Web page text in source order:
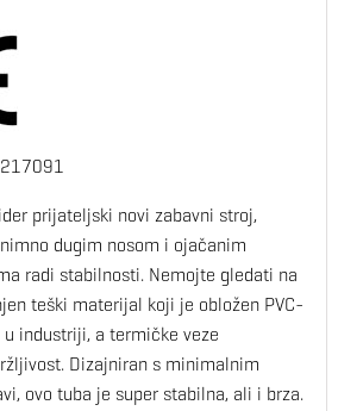
prijateljski novi zabavni stroj,
dugim nosom i ojačanim
radi stabilnosti. Nemojte gledati na
teški materijal koji je obložen PVC-
industriji, a termičke veze
Dizajniran s minimalnim
ovo tuba je super stabilna, ali i brza.